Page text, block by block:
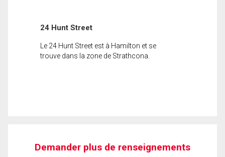
24 Hunt Street
Le 24 Hunt Street est à Hamilton et se
trouve dans la zone de Strathcona.
Demander plus de renseignements